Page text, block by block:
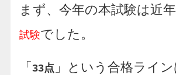
まず、今年の本試験は近
試験でした。
「 33点 」という合格ライ